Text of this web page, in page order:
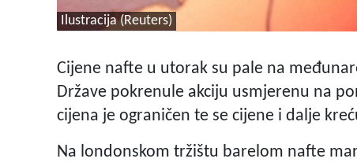
Ilustracija (Reuters)
Cijene nafte u utorak su pale na
Države pokrenule akciju usmjerenu na
cijena je ograničen te se cijene i dalje
Na londonskom tržištu barelom nafte